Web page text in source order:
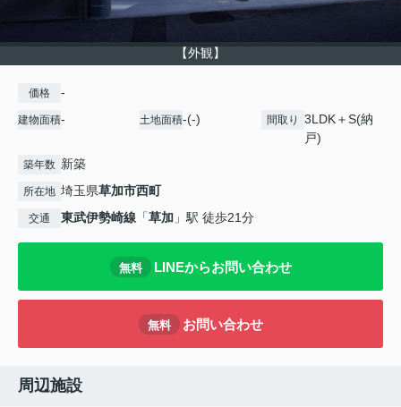
【外観】
価格 -
建物面積- 土地面積-(-) 間取り
3LDK＋S(納
戸)
築年数 新築
所在地 埼玉県草加市西町
交通 東武伊勢崎線 「草加 」駅 徒歩21分
無料 LINEからお問い合わせ
無料 お問い合わせ
周辺施設